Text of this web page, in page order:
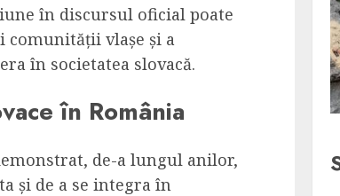
în discursul oficial poate
comunității vlașe și a
în societatea slovacă.
în România
de-a lungul anilor,
și de a se integra în